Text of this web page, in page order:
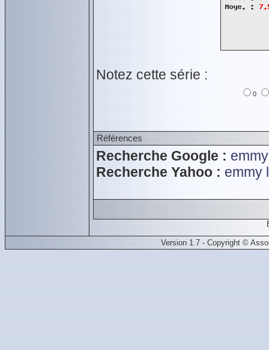
Notez cette série :
0
Références
Recherche Google :
Recherche Yahoo : emmy
Version 1.7 - Copyright ©